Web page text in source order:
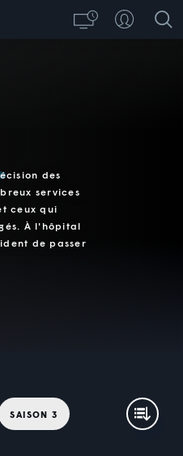
des
services
ceux qui
À l'hôpital
de passer
SAISON 3